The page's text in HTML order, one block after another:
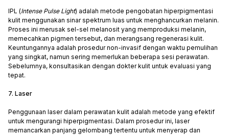
IPL (Intense Pulse Light) adalah metode pengobatan hiperpigmentasi
kulit menggunakan sinar spektrum luas untuk menghancurkan melanin.
Proses ini merusak sel-sel melanosit yang memproduksi melanin,
memecahkan pigmen tersebut, dan merangsang regenerasi kulit.
Keuntungannya adalah prosedur non-invasif dengan waktu pemulihan
yang singkat, namun sering memerlukan beberapa sesi perawatan.
Sebelumnya, konsultasikan dengan dokter kulit untuk evaluasi yang
tepat.
7. Laser
Penggunaan laser dalam perawatan kulit adalah metode yang efektif
untuk mengurangi hiperpigmentasi. Dalam prosedur ini, laser
memancarkan panjang gelombang tertentu untuk menyerap dan